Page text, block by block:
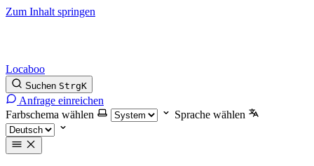
Zum Inhalt springen
Locaboo
Suchen StrgK
Anfrage einreichen
Farbschema wählen
Sprache wählen